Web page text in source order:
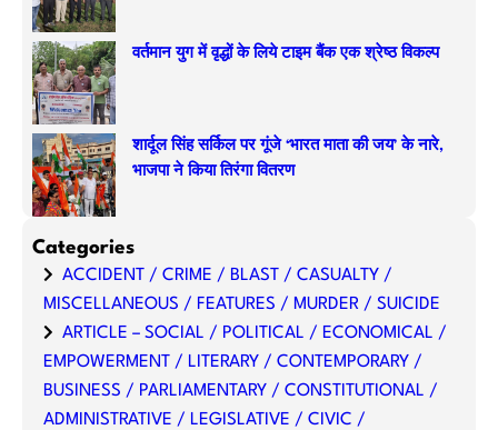
वर्तमान युग में वृद्धों के लिये टाइम बैंक एक श्रेष्ठ विकल्प
शार्दूल सिंह सर्किल पर गूंजे ‘भारत माता की जय’ के नारे,
भाजपा ने किया तिरंगा वितरण
Categories
ACCIDENT / CRIME / BLAST / CASUALTY /
MISCELLANEOUS / FEATURES / MURDER / SUICIDE
ARTICLE – SOCIAL / POLITICAL / ECONOMICAL /
EMPOWERMENT / LITERARY / CONTEMPORARY /
BUSINESS / PARLIAMENTARY / CONSTITUTIONAL /
ADMINISTRATIVE / LEGISLATIVE / CIVIC /